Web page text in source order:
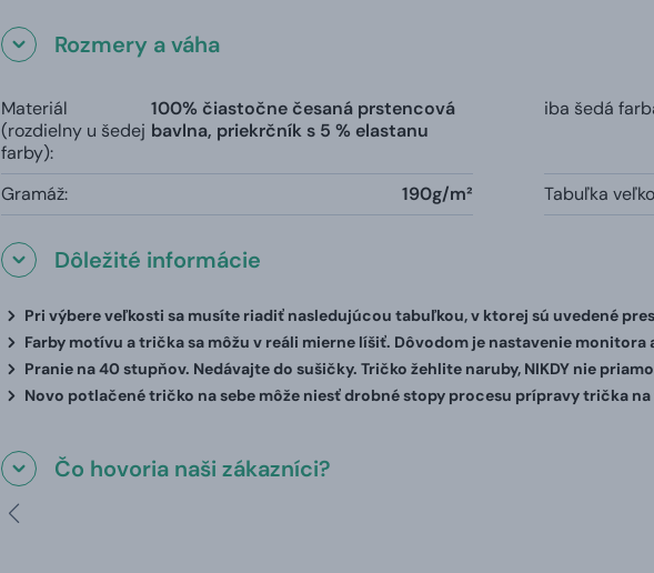
Rozmery a váha
Materiál
(rozdielny u šedej
farby):
100% čiastočne česaná prstencová
bavlna, priekrčník s 5 % elastanu
iba šedá
Gramáž: 190g/m² Tabuľka
Dôležité informácie
Pri výbere veľkosti sa musíte riadiť nasledujúcou tabuľkou, v ktorej sú uvedené
Farby motívu a trička sa môžu v reáli mierne líšiť. Dôvodom je nastavenie
Pranie na 40 stupňov. Nedávajte do sušičky. Tričko žehlite naruby, NIKDY nie
Novo potlačené tričko na sebe môže niesť drobné stopy procesu prípravy trička
Čo hovoria naši zákazníci?